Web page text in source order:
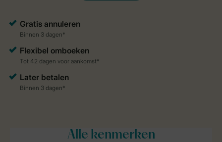
Alle kenmerken